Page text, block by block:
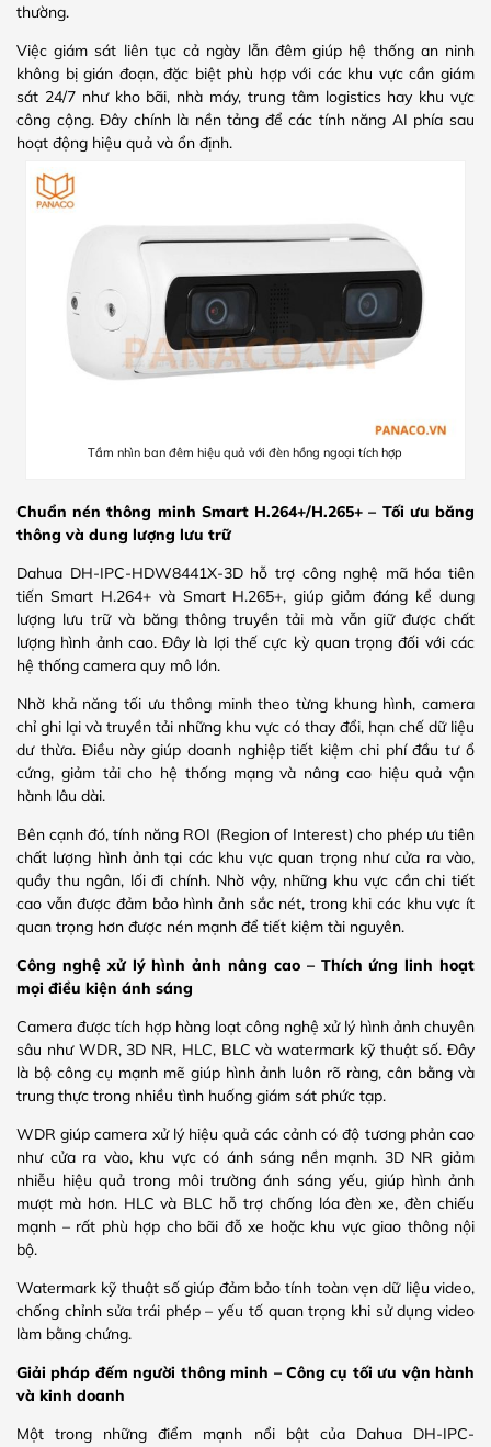
thường.
Việc giám sát liên tục cả ngày lẫn đêm giúp hệ thống an ninh
không bị gián đoạn, đặc biệt phù hợp với các khu vực cần giám
sát 24/7 như kho bãi, nhà máy, trung tâm logistics hay khu vực
công cộng. Đây chính là nền tảng để các tính năng AI phía sau
hoạt động hiệu quả và ổn định.
Tầm nhìn ban đêm hiệu quả với đèn hồng ngoại tích hợp
Chuẩn nén thông minh Smart H.264+/H.265+ – Tối ưu băng
thông và dung lượng lưu trữ
Dahua DH-IPC-HDW8441X-3D hỗ trợ công nghệ mã hóa tiên
tiến Smart H.264+ và Smart H.265+, giúp giảm đáng kể dung
lượng lưu trữ và băng thông truyền tải mà vẫn giữ được chất
lượng hình ảnh cao. Đây là lợi thế cực kỳ quan trọng đối với các
hệ thống camera quy mô lớn.
Nhờ khả năng tối ưu thông minh theo từng khung hình, camera
chỉ ghi lại và truyền tải những khu vực có thay đổi, hạn chế dữ liệu
dư thừa. Điều này giúp doanh nghiệp tiết kiệm chi phí đầu tư ổ
cứng, giảm tải cho hệ thống mạng và nâng cao hiệu quả vận
hành lâu dài.
Bên cạnh đó, tính năng ROI (Region of Interest) cho phép ưu tiên
chất lượng hình ảnh tại các khu vực quan trọng như cửa ra vào,
quầy thu ngân, lối đi chính. Nhờ vậy, những khu vực cần chi tiết
cao vẫn được đảm bảo hình ảnh sắc nét, trong khi các khu vực ít
quan trọng hơn được nén mạnh để tiết kiệm tài nguyên.
Công nghệ xử lý hình ảnh nâng cao – Thích ứng linh hoạt
mọi điều kiện ánh sáng
Camera được tích hợp hàng loạt công nghệ xử lý hình ảnh chuyên
sâu như WDR, 3D NR, HLC, BLC và watermark kỹ thuật số. Đây
là bộ công cụ mạnh mẽ giúp hình ảnh luôn rõ ràng, cân bằng và
trung thực trong nhiều tình huống giám sát phức tạp.
WDR giúp camera xử lý hiệu quả các cảnh có độ tương phản cao
như cửa ra vào, khu vực có ánh sáng nền mạnh. 3D NR giảm
nhiễu hiệu quả trong môi trường ánh sáng yếu, giúp hình ảnh
mượt mà hơn. HLC và BLC hỗ trợ chống lóa đèn xe, đèn chiếu
mạnh – rất phù hợp cho bãi đỗ xe hoặc khu vực giao thông nội
bộ.
Watermark kỹ thuật số giúp đảm bảo tính toàn vẹn dữ liệu video,
chống chỉnh sửa trái phép – yếu tố quan trọng khi sử dụng video
làm bằng chứng.
Giải pháp đếm người thông minh – Công cụ tối ưu vận hành
và kinh doanh
Một trong những điểm mạnh nổi bật của Dahua DH-IPC-